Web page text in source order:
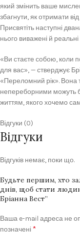
який змінить ваше
збагнути, як отримати
Присвятіть наступні
нього виважені й
«Ви стаєте собою, коли
для вас», — стверджує
«Переломний рік». Вона
непереборними можуть
життям, якого хочемо
Відгуки (0)
Відгуки
Відгуків немає, поки що.
Будьте першим, хто
днів, щоб стати
Бріанна Вест”
Ваша e-mail адреса не
позначені *